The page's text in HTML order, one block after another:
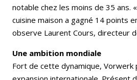
notable chez les moins de 35 ans.
cuisine maison a gagné 14 points
observe Laurent Cours, directeur
Une ambition mondiale
Fort de cette dynamique, Vorwerk